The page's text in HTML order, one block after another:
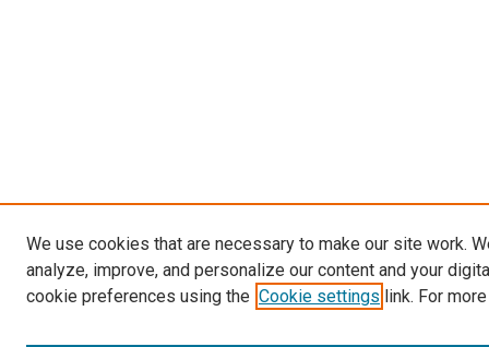
We use cookies that are necessary to make our site work.
analyze, improve, and personalize our content and your
cookie preferences using the Cookie settings link. For